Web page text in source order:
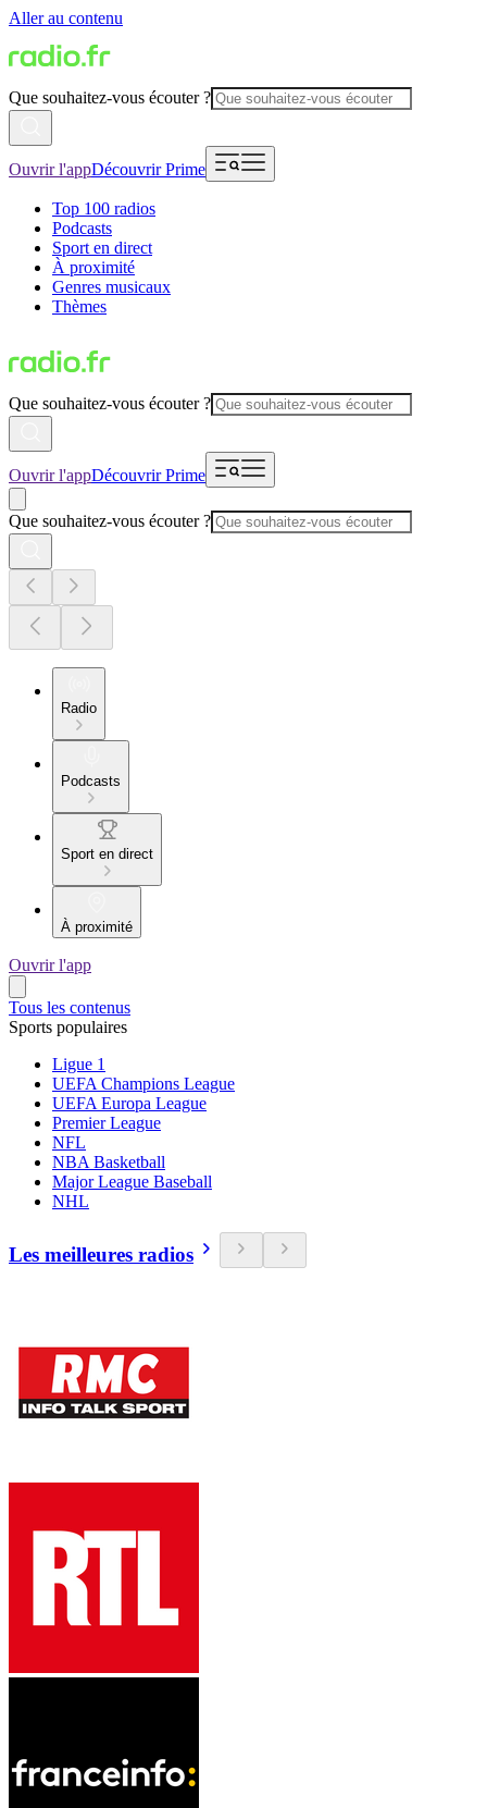
Aller au contenu
Que souhaitez-vous écouter ?
Ouvrir l'appDécouvrir Prime
Top 100 radios
Podcasts
Sport en direct
À proximité
Genres musicaux
Thèmes
Que souhaitez-vous écouter ?
Ouvrir l'appDécouvrir Prime
Que souhaitez-vous écouter ?
Radio
Podcasts
Sport en direct
À proximité
Ouvrir l'app
Tous les contenus
Sports populaires
Ligue 1
UEFA Champions League
UEFA Europa League
Premier League
NFL
NBA Basketball
Major League Baseball
NHL
Les meilleures radios